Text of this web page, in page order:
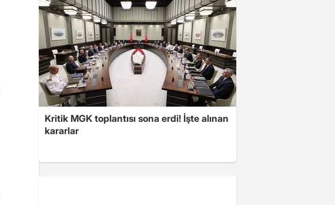
Kritik MGK toplantısı sona erdi! İşte alınan
kararlar